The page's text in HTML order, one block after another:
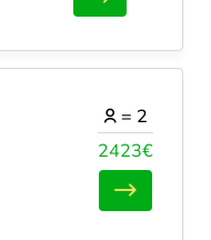
2423€
= 2